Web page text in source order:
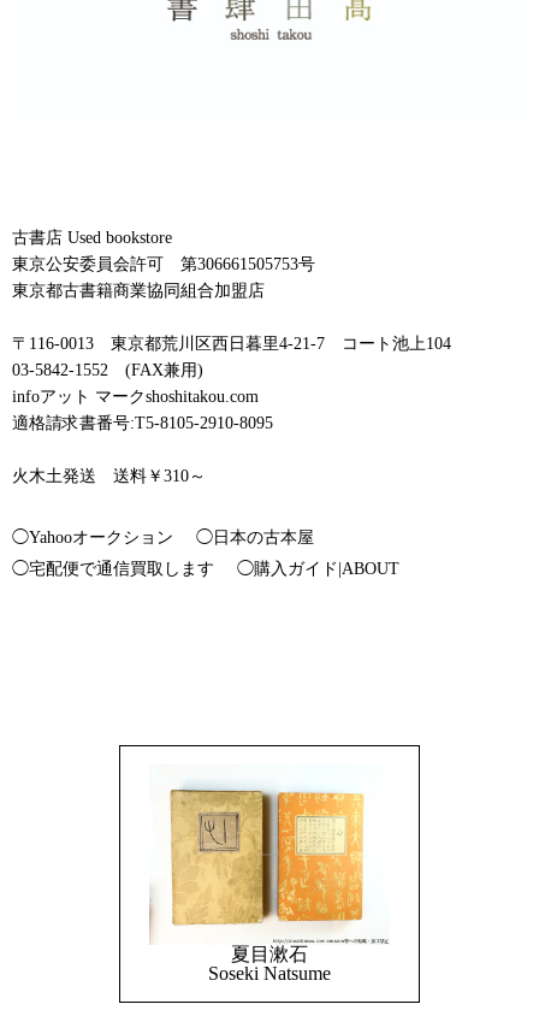
古書店 Used bookstore
東京公安委員会許可 第306661505753号
東京都古書籍商業協同組合加盟店
〒116-0013 東京都荒川区西日暮里4-21-7 コート池上104
03-5842-1552 (FAX兼用)
infoアット マークshoshitakou.com
適格請求書番号:T5-8105-2910-8095
火木土発送 送料￥310～
◯Yahooオークション
◯日本の古本屋
◯宅配便で通信買取します
◯購入ガイド|ABOUT
夏目漱石
Soseki Natsume